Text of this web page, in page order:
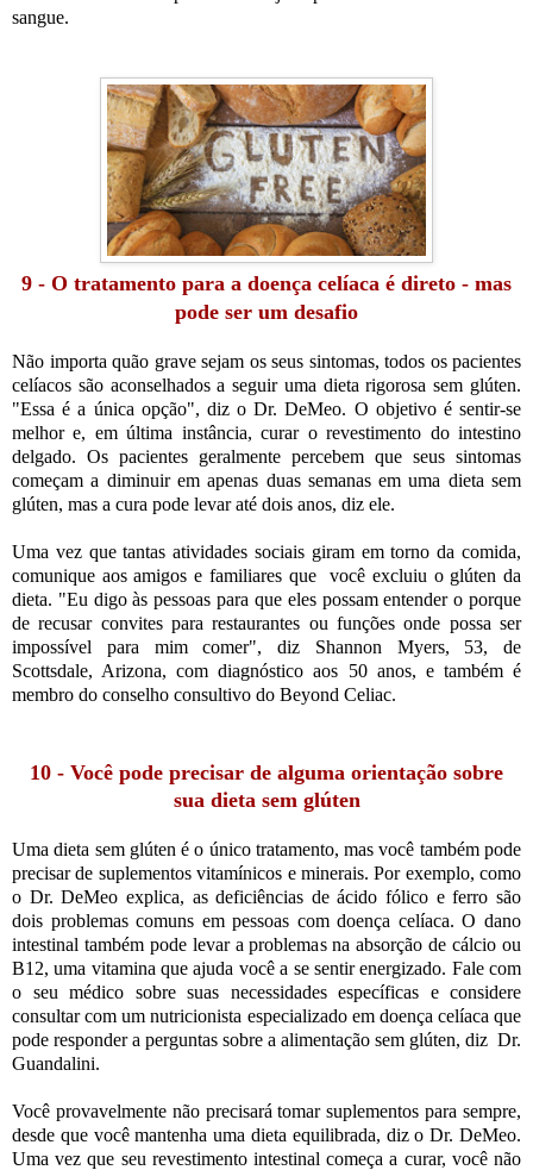
sangue.
9 - O tratamento para a doença celíaca é direto - mas
pode ser um desafio
Não importa quão grave sejam os seus sintomas, todos os pacientes
celíacos são aconselhados a seguir uma dieta rigorosa sem glúten.
"Essa é a única opção", diz o Dr. DeMeo. O objetivo é sentir-se
melhor e, em última instância, curar o revestimento do intestino
delgado. Os pacientes geralmente percebem que seus sintomas
começam a diminuir em apenas duas semanas em uma dieta sem
glúten, mas a cura pode levar até dois anos, diz ele.
Uma vez que tantas atividades sociais giram em torno da comida,
comunique aos amigos e familiares que você excluiu o glúten da
dieta. "Eu digo às pessoas para que eles possam entender o porque
de recusar convites para restaurantes ou funções onde possa ser
impossível para mim comer", diz Shannon Myers, 53, de
Scottsdale, Arizona, com diagnóstico aos 50 anos, e também é
membro do conselho consultivo do Beyond Celiac.
10 - Você pode precisar de alguma orientação sobre
sua dieta sem glúten
Uma dieta sem glúten é o único tratamento, mas você também pode
precisar de suplementos vitamínicos e minerais. Por exemplo, como
o Dr. DeMeo explica, as deficiências de ácido fólico e ferro são
dois problemas comuns em pessoas com doença celíaca. O dano
intestinal também pode levar a problemas na absorção de cálcio ou
B12, uma vitamina que ajuda você a se sentir energizado. Fale com
o seu médico sobre suas necessidades específicas e considere
consultar com um nutricionista especializado em doença celíaca que
pode responder a perguntas sobre a alimentação sem glúten, diz Dr.
Guandalini.
Você provavelmente não precisará tomar suplementos para sempre,
desde que você mantenha uma dieta equilibrada, diz o Dr. DeMeo.
Uma vez que seu revestimento intestinal começa a curar, você não